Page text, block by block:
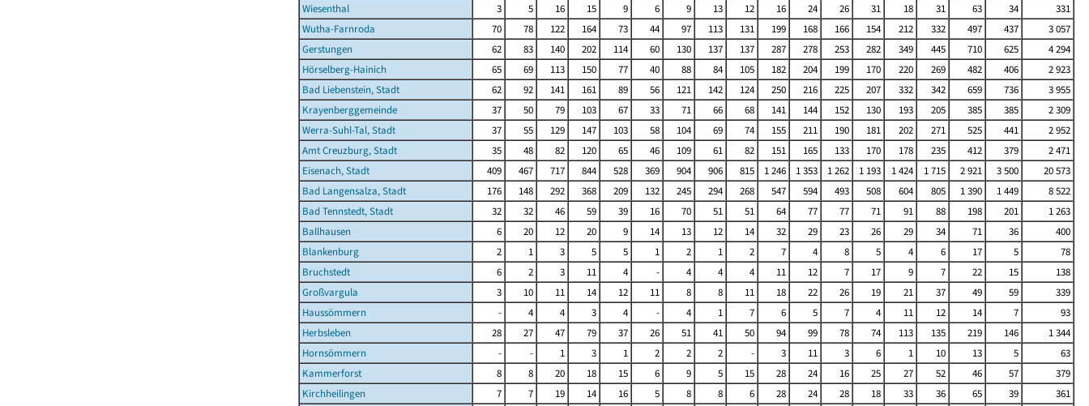
Wiesenthal
3 5 16 15 9 6 9 13 12 16 24 26 31 18 31 63 34
331
Wutha-Farnroda
70 78 122 164 73 44 97 113 131 199 168 166 154 212 332 497 437
3 057
Gerstungen
62 83 140 202 114 60 130 137 137 287 278 253 282 349 445 710 625
4 294
Hörselberg-Hainich
65 69 113 150 77 40 88 84 105 182 204 199 170 220 269 482 406
2 923
Bad Liebenstein, Stadt
62 92 141 161 89 56 121 142 124 250 216 225 207 332 342 659 736
3 955
Krayenberggemeinde
37 50 79 103 67 33 71 66 68 141 144 152 130 193 205 385 385
2 309
Werra-Suhl-Tal, Stadt
37 55 129 147 103 58 104 69 74 155 211 190 181 202 271 525 441
2 952
Amt Creuzburg, Stadt
35 48 82 120 65 46 109 61 82 151 165 133 170 178 235 412 379
2 471
Eisenach, Stadt
409 467 717 844 528 369 904 906 815 1 246 1 353 1 262 1 193 1 424 1 715 2 921 3 500
20 573
Bad Langensalza, Stadt
176 148 292 368 209 132 245 294 268 547 594 493 508 604 805 1 390 1 449
8 522
Bad Tennstedt, Stadt
32 32 46 59 39 16 70 51 51 64 77 77 71 91 88 198 201
1 263
Ballhausen
6 20 12 20 9 14 13 12 14 32 29 23 26 29 34 71 36
400
Blankenburg
2 1 3 5 5 1 2 1 2 7 4 8 5 4 6 17 5
78
Bruchstedt
6 2 3 11 4 - 4 4 4 11 12 7 17 9 7 22 15
138
Großvargula
3 10 11 14 12 11 8 8 11 18 22 26 19 21 37 49 59
339
Haussömmern
- 4 4 3 4 - 4 1 7 6 5 7 4 11 12 14 7
93
Herbsleben
28 27 47 79 37 26 51 41 50 94 99 78 74 113 135 219 146
1 344
Hornsömmern
- - 1 3 1 2 2 2 - 3 11 3 6 1 10 13 5
63
Kammerforst
8 8 20 18 15 6 9 5 15 28 24 16 25 27 52 46 57
379
Kirchheilingen
7 7 19 14 16 5 8 8 6 28 24 28 18 33 36 65 39 361